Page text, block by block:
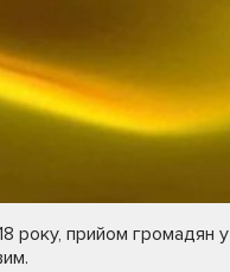
року, прийом громадян у